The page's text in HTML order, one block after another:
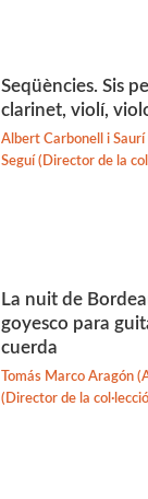
Seqüències. Sis
clarinet, violí,
Albert Carbonell i
Seguí (Director de la
La nuit de
goyesco para
cuerda
Tomás Marco Aragón
(Director de la